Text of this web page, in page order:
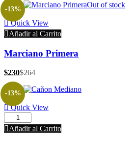
Out of stock
Quick View
-13%
Añadir al Carrito
Marciano Primera
$230$264
Quick View
-13%
Añadir al Carrito